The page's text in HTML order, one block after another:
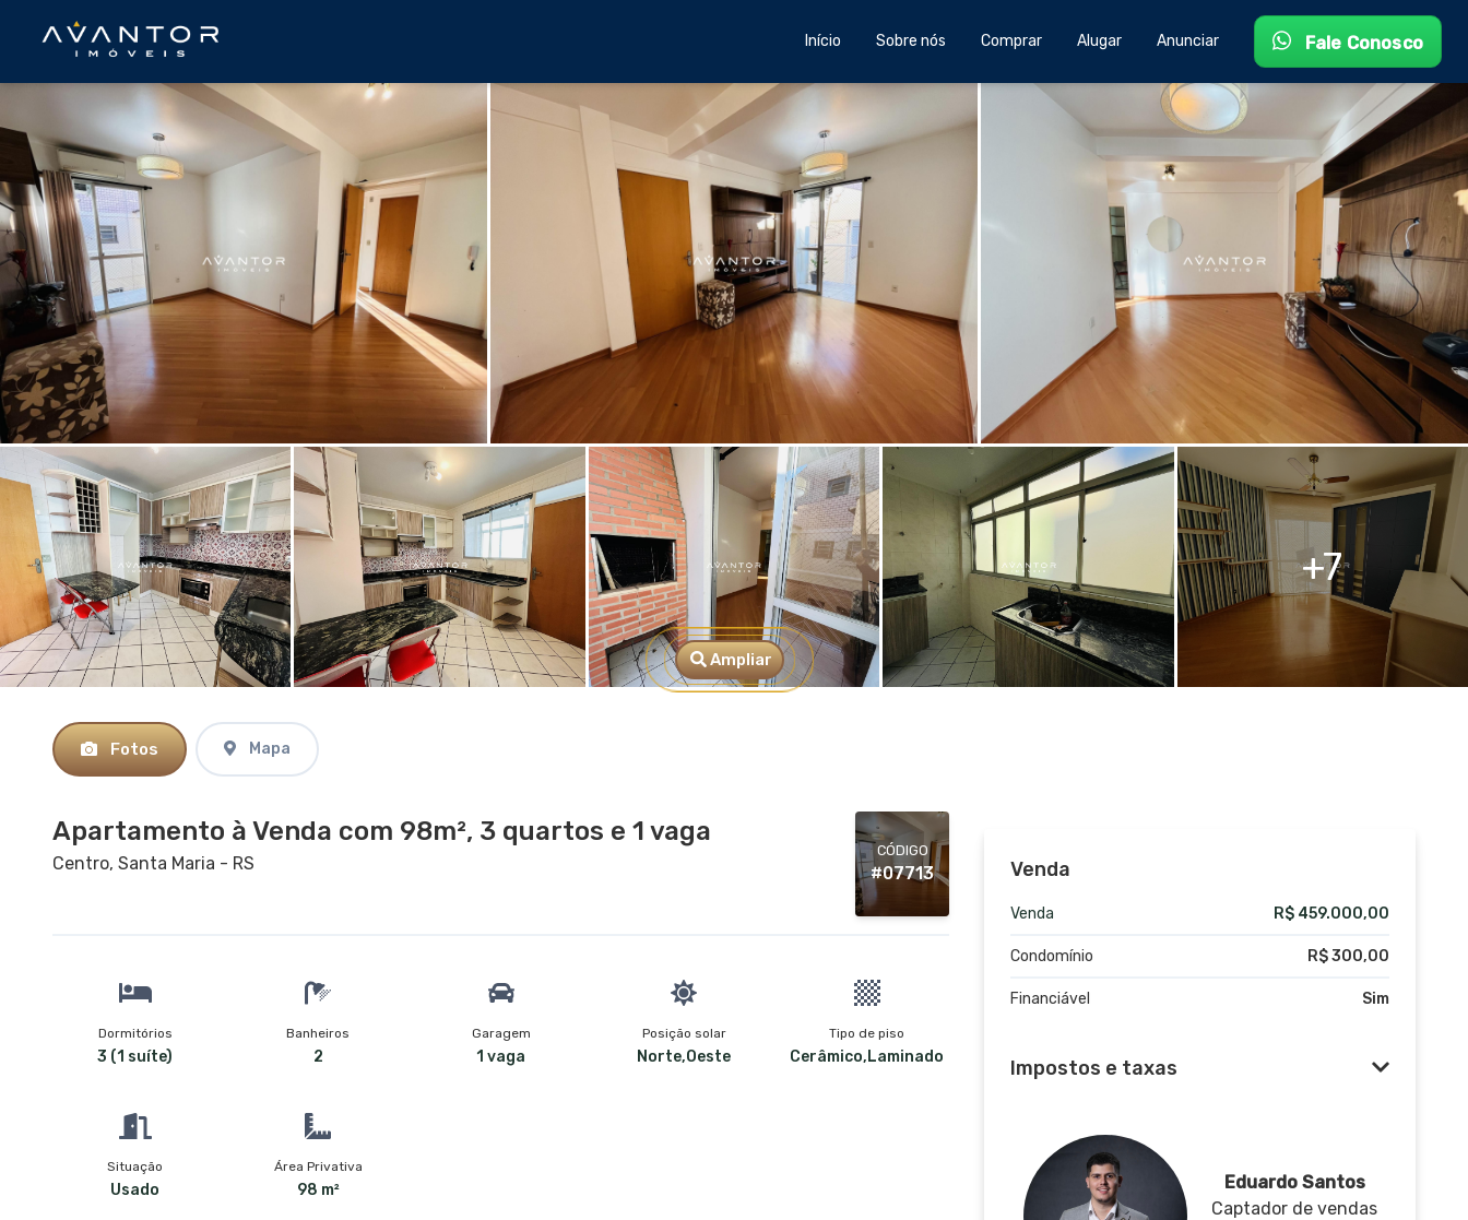
Início Sobre nós Comprar Alugar Anunciar Fale Conosco
7
Ampliar
Fotos Mapa
Apartamento à Venda com 98m², 3 quartos e 1 vaga
Centro, Santa Maria - RS
CÓDIGO
#07713
Dormitórios
3 (1 suíte)
Banheiros
2
Garagem
1 vaga
Posição solar
Norte,Oeste
Tipo de piso
Cerâmico,Laminado
Situação
Usado
Área Privativa
98 m²
Venda
Venda R$ 459.000,00
Condomínio R$ 300,00
Financiável Sim
Impostos e taxas
Eduardo Santos
Captador de vendas